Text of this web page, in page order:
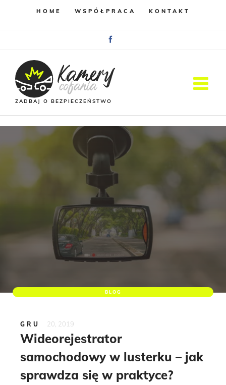
HOME WSPÓŁPRACA KONTAKT
ZADBAJ O BEZPIECZEŃSTWO
BLOG
GRU 20, 2019
Wideorejestrator
samochodowy w lusterku – jak
sprawdza się w praktyce?